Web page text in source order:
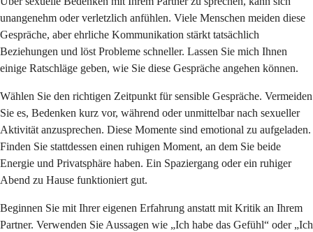
unangenehm oder verletzlich anfühlen. Viele Menschen meiden diese
Gespräche, aber ehrliche Kommunikation stärkt tatsächlich
Beziehungen und löst Probleme schneller. Lassen Sie mich Ihnen
einige Ratschläge geben, wie Sie diese Gespräche angehen können.
Wählen Sie den richtigen Zeitpunkt für sensible Gespräche. Vermeiden
Sie es, Bedenken kurz vor, während oder unmittelbar nach sexueller
Aktivität anzusprechen. Diese Momente sind emotional zu aufgeladen.
Finden Sie stattdessen einen ruhigen Moment, an dem Sie beide
Energie und Privatsphäre haben. Ein Spaziergang oder ein ruhiger
Abend zu Hause funktioniert gut.
Beginnen Sie mit Ihrer eigenen Erfahrung anstatt mit Kritik an Ihrem
Partner. Verwenden Sie Aussagen wie „Ich habe das Gefühl“ oder „Ich